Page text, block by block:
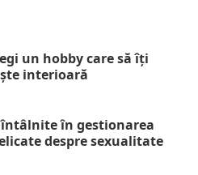
un hobby care să îți
interioară
întâlnite în gestionarea
despre sexualitate